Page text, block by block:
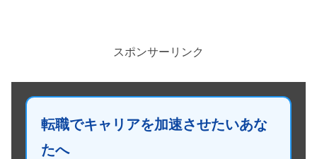
スポンサーリンク
転職でキャリアを加速させたいあな
たへ